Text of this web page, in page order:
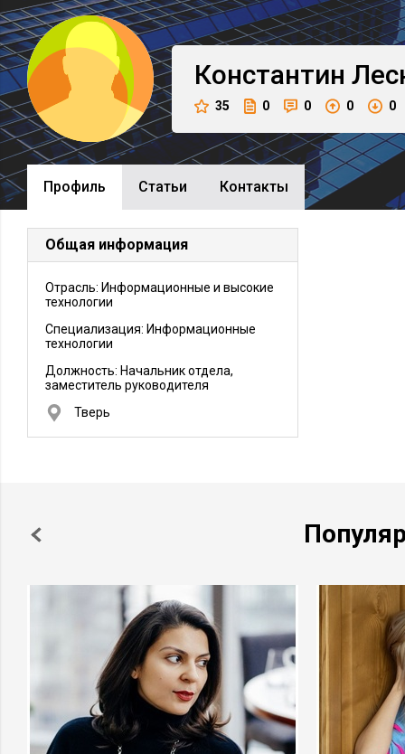
Константин
35 0 0 0 0
Профиль Cтатьи Контакты
Общая информация
Отрасль: Информационные и высокие
технологии
Специализация: Информационные
технологии
Должность: Начальник отдела,
заместитель руководителя
Тверь